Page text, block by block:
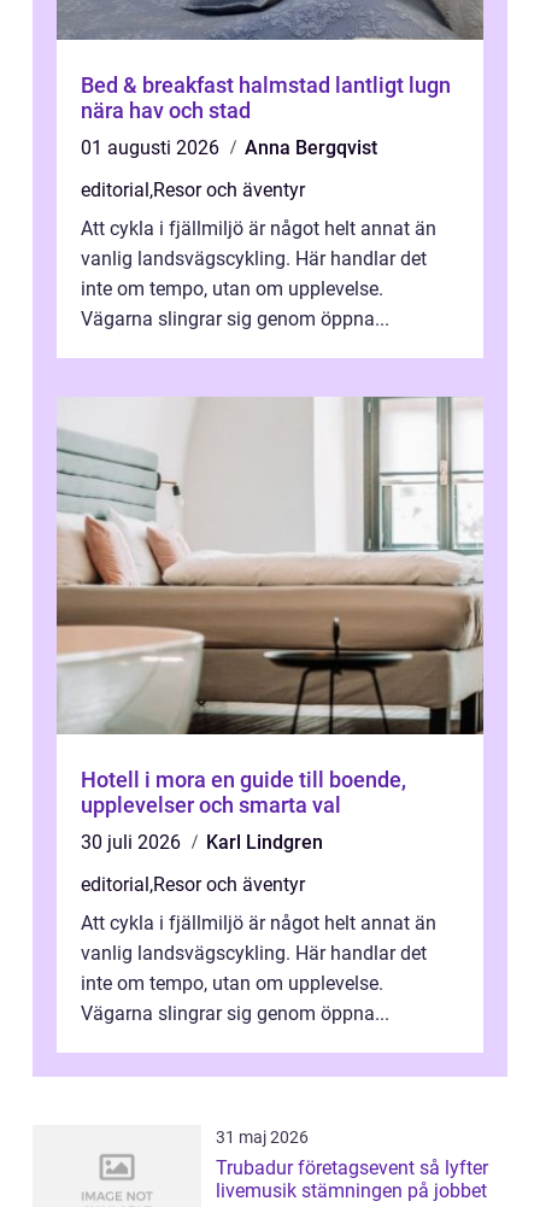
Bed & breakfast halmstad lantligt lugn
nära hav och stad
01 augusti 2026
Anna Bergqvist
editorial ,Resor och äventyr
Att cykla i fjällmiljö är något helt annat än
vanlig landsvägscykling. Här handlar det
inte om tempo, utan om upplevelse.
Vägarna slingrar sig genom öppna...
Hotell i mora en guide till boende,
upplevelser och smarta val
30 juli 2026
Karl Lindgren
editorial ,Resor och äventyr
Att cykla i fjällmiljö är något helt annat än
vanlig landsvägscykling. Här handlar det
inte om tempo, utan om upplevelse.
Vägarna slingrar sig genom öppna...
31 maj 2026
Trubadur företagsevent så lyfter
livemusik stämningen på jobbet